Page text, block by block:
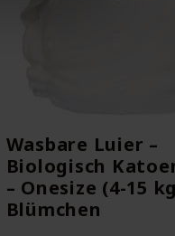
Wasbare Luier –
Biologisch
– Onesize (4-15
Blümchen